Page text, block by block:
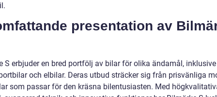
presentation av
S erbjuder en bred portfölj av bilar för olika ändamål,
och elbilar. Deras utbud sträcker sig från prisvänliga
som passar för den kräsna bilentusiasten. Med